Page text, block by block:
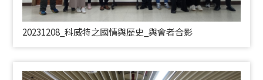
20231208_科威特之國情與歷史_與會者合影